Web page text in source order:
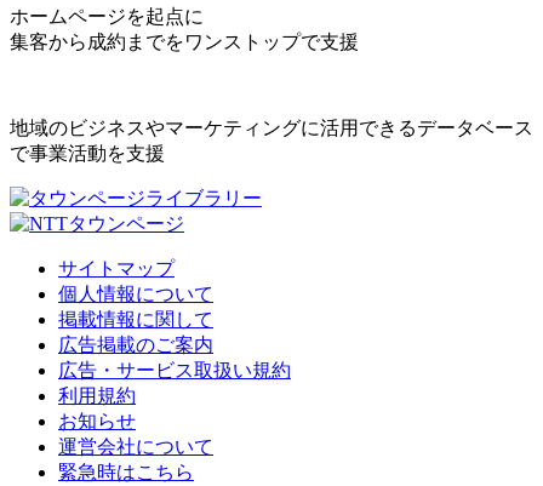
ホームページを起点に
集客から成約までをワンストップで支援
地域のビジネスやマーケティングに活用できるデータベース
で事業活動を支援
サイトマップ
個人情報について
掲載情報に関して
広告掲載のご案内
広告・サービス取扱い規約
利用規約
お知らせ
運営会社について
緊急時はこちら